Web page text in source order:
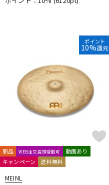
ポイント
10%還元
新品 WEB注文店頭受取可
動画あり
キャンペーン
送料無料
MEINL